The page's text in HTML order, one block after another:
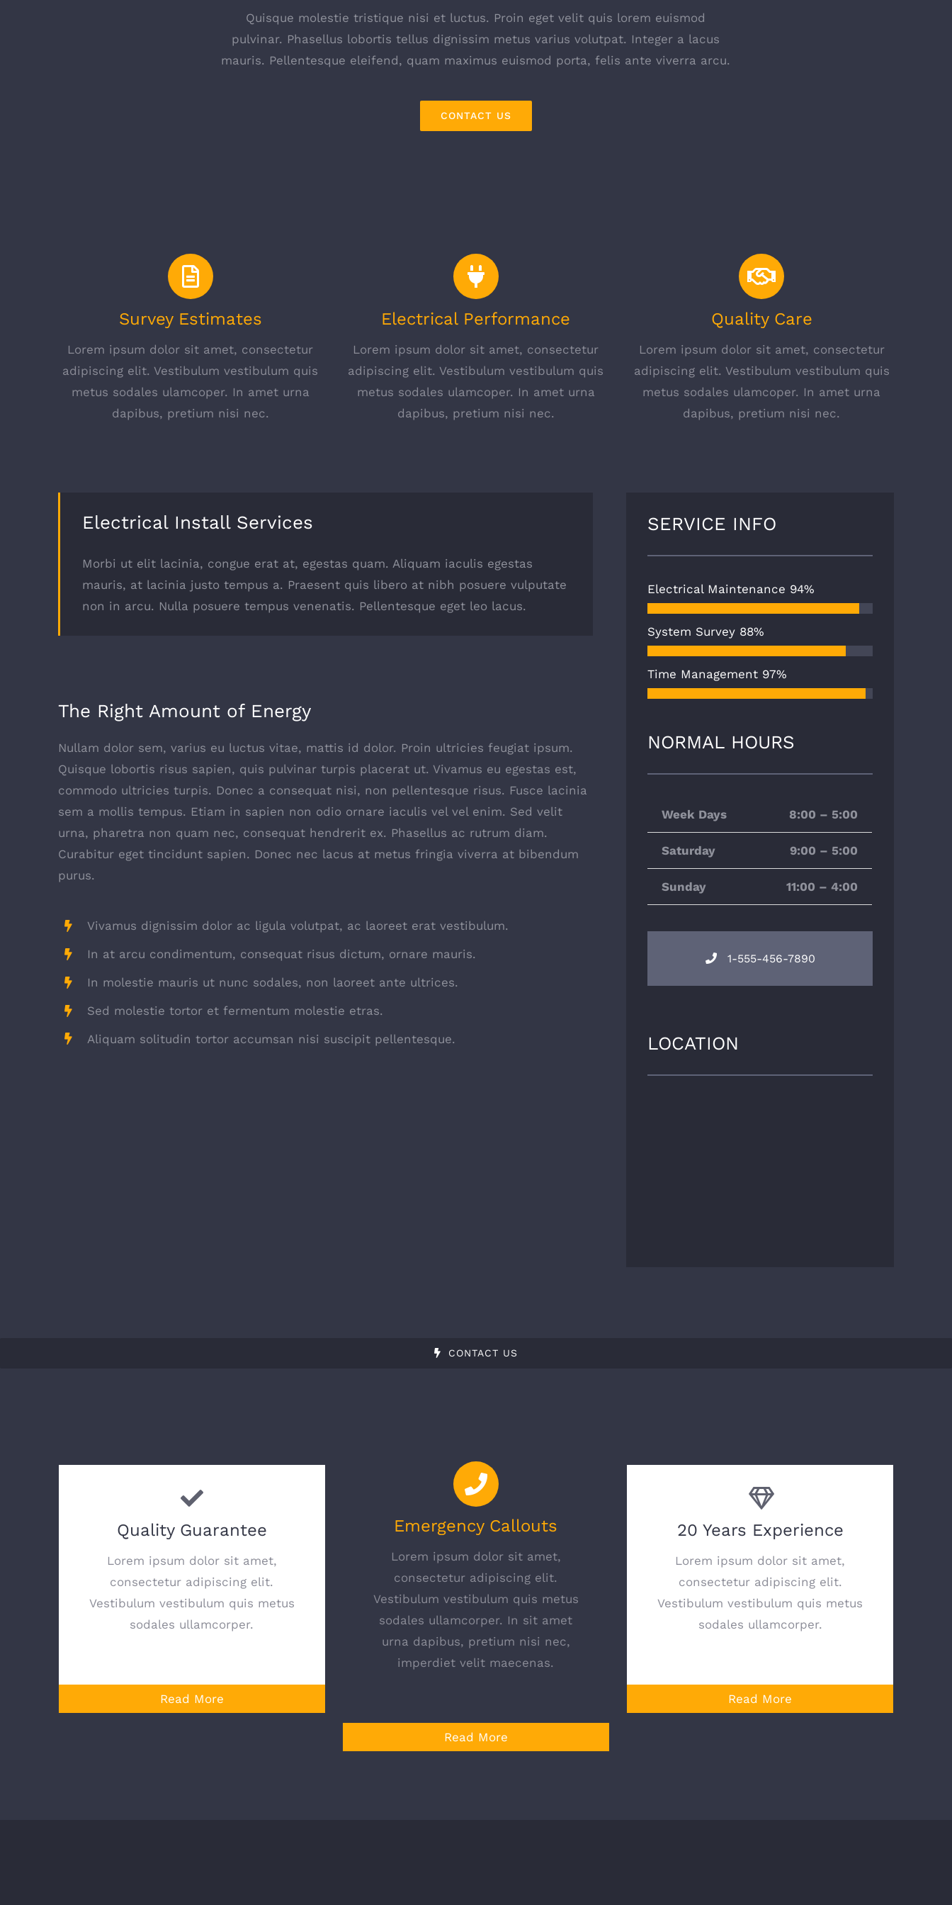
Quisque molestie tristique nisi et luctus. Proin eget velit quis lorem euismod
pulvinar. Phasellus lobortis tellus dignissim metus varius volutpat. Integer a lacus
mauris. Pellentesque eleifend, quam maximus euismod porta, felis ante viverra arcu.
CONTACT US
Survey Estimates
Lorem ipsum dolor sit amet, consectetur
adipiscing elit. Vestibulum vestibulum quis
metus sodales ulamcoper. In amet urna
dapibus, pretium nisi nec.
Electrical Performance
Lorem ipsum dolor sit amet, consectetur
adipiscing elit. Vestibulum vestibulum quis
metus sodales ulamcoper. In amet urna
dapibus, pretium nisi nec.
Quality Care
Lorem ipsum dolor sit amet, consectetur
adipiscing elit. Vestibulum vestibulum quis
metus sodales ulamcoper. In amet urna
dapibus, pretium nisi nec.
Electrical Install Services
Morbi ut elit lacinia, congue erat at, egestas quam. Aliquam iaculis egestas
mauris, at lacinia justo tempus a. Praesent quis libero at nibh posuere vulputate
non in arcu. Nulla posuere tempus venenatis. Pellentesque eget leo lacus.
The Right Amount of Energy
Nullam dolor sem, varius eu luctus vitae, mattis id dolor. Proin ultricies feugiat ipsum.
Quisque lobortis risus sapien, quis pulvinar turpis placerat ut. Vivamus eu egestas est,
commodo ultricies turpis. Donec a consequat nisi, non pellentesque risus. Fusce lacinia
sem a mollis tempus. Etiam in sapien non odio ornare iaculis vel vel enim. Sed velit
urna, pharetra non quam nec, consequat hendrerit ex. Phasellus ac rutrum diam.
Curabitur eget tincidunt sapien. Donec nec lacus at metus fringia viverra at bibendum
purus.
Vivamus dignissim dolor ac ligula volutpat, ac laoreet erat vestibulum.
In at arcu condimentum, consequat risus dictum, ornare mauris.
In molestie mauris ut nunc sodales, non laoreet ante ultrices.
Sed molestie tortor et fermentum molestie etras.
Aliquam solitudin tortor accumsan nisi suscipit pellentesque.
SERVICE INFO
Electrical Maintenance 94%
System Survey 88%
Time Management 97%
NORMAL HOURS
Week Days 8:00 – 5:00
Saturday 9:00 – 5:00
Sunday 11:00 – 4:00
1-555-456-7890
LOCATION
CONTACT US
Quality Guarantee
Lorem ipsum dolor sit amet,
consectetur adipiscing elit.
Vestibulum vestibulum quis metus
sodales ullamcorper.
Read More
Emergency Callouts
Lorem ipsum dolor sit amet,
consectetur adipiscing elit.
Vestibulum vestibulum quis metus
sodales ullamcorper. In sit amet
urna dapibus, pretium nisi nec,
imperdiet velit maecenas.
Read More
20 Years Experience
Lorem ipsum dolor sit amet,
consectetur adipiscing elit.
Vestibulum vestibulum quis metus
sodales ullamcorper.
Read More